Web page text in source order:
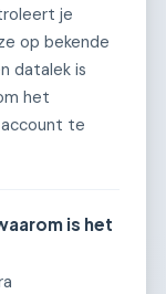
je
op bekende
datalek is
het
te
is het